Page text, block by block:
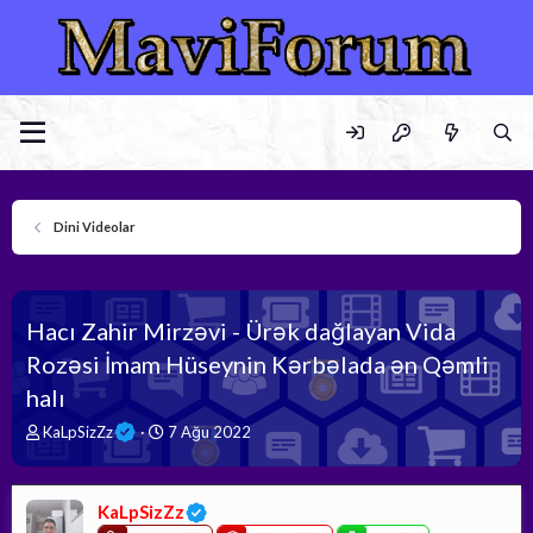
Dini Videolar
Hacı Zahir Mirzəvi - Ürək dağlayan Vida
Rozəsi İmam Hüseynin Kərbəlada ən Qəmli
halı
K
n
u
KaLpSizZz
B
ş
a
7 Ağu 2022
KaLpSizZz